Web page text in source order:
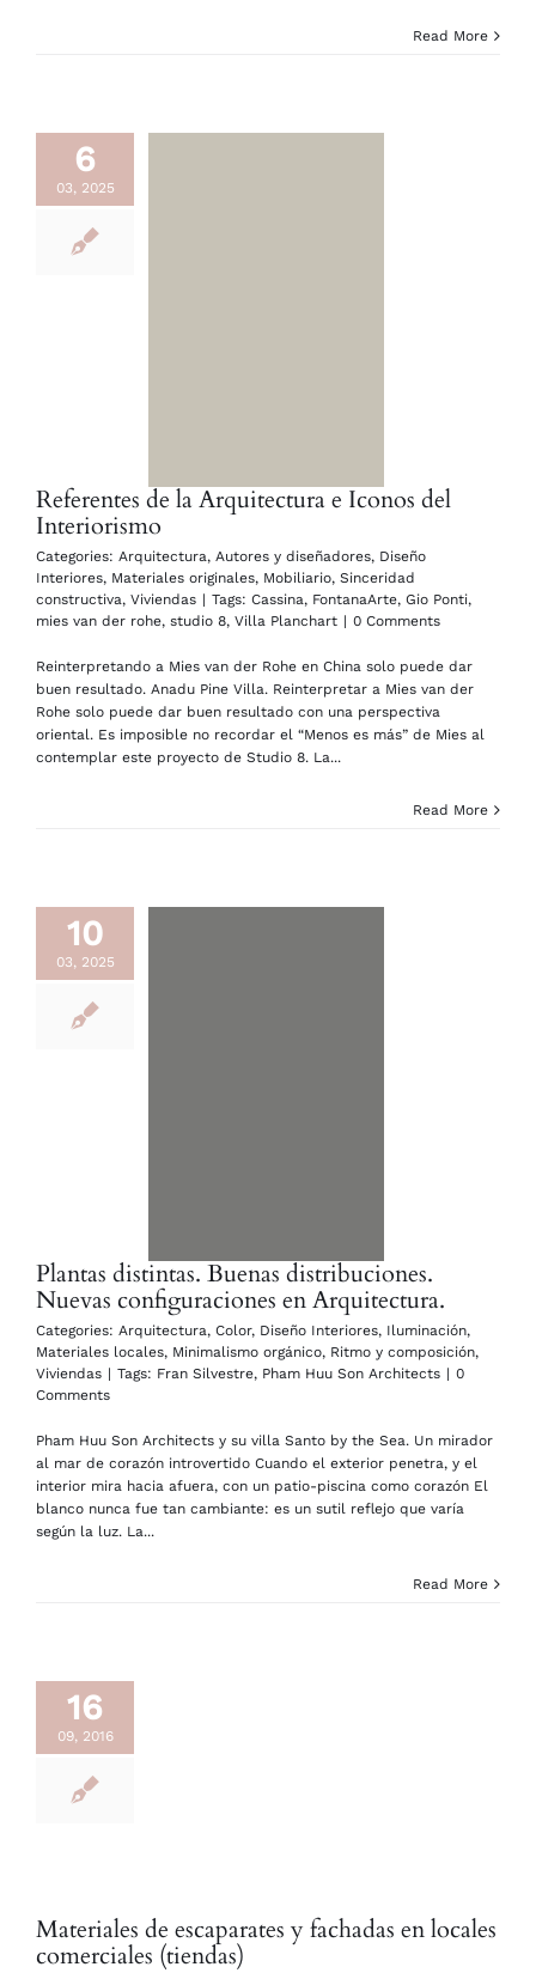
Read More
6
03, 2025
Referentes de la Arquitectura e Iconos del
Interiorismo
Categories: Arquitectura, Autores y diseñadores, Diseño
Interiores, Materiales originales, Mobiliario, Sinceridad
constructiva, Viviendas | Tags: Cassina, FontanaArte, Gio Ponti,
mies van der rohe, studio 8, Villa Planchart | 0 Comments
Reinterpretando a Mies van der Rohe en China solo puede dar
buen resultado. Anadu Pine Villa. Reinterpretar a Mies van der
Rohe solo puede dar buen resultado con una perspectiva
oriental. Es imposible no recordar el “Menos es más” de Mies al
contemplar este proyecto de Studio 8. La...
Read More
10
03, 2025
Plantas distintas. Buenas distribuciones.
Nuevas configuraciones en Arquitectura.
Categories: Arquitectura, Color, Diseño Interiores, Iluminación,
Materiales locales, Minimalismo orgánico, Ritmo y composición,
Viviendas | Tags: Fran Silvestre, Pham Huu Son Architects | 0
Comments
Pham Huu Son Architects y su villa Santo by the Sea. Un mirador
al mar de corazón introvertido Cuando el exterior penetra, y el
interior mira hacia afuera, con un patio-piscina como corazón El
blanco nunca fue tan cambiante: es un sutil reflejo que varía
según la luz. La...
Read More
16
09, 2016
Materiales de escaparates y fachadas en locales
comerciales (tiendas)